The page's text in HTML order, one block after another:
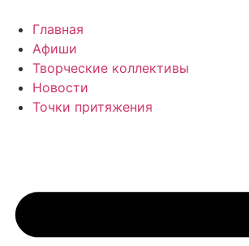
содержимому
Главная
Афиши
Творческие коллективы
Новости
Точки притяжения